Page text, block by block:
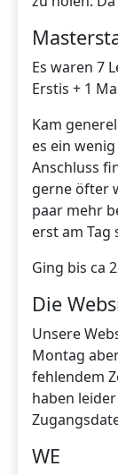
Es waren 7
Erstis + 1
Kam
es ein
Anschluss
gerne öfter
paar mehr
erst am
Ging bis ca
Die
Unsere
Montag
fehlendem
haben
WE